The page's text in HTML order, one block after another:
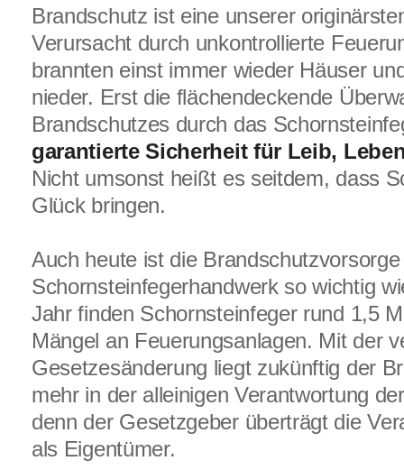
Brandschutz ist eine unserer
Verursacht durch unkontrollierte
brannten einst immer wieder Häuser
nieder. Erst die flächendeckende
Brandschutzes durch das
garantierte Sicherheit für Leib,
Nicht umsonst heißt es seitdem, dass
Glück bringen.
Auch heute ist die
Schornsteinfegerhandwerk so wichtig
Jahr finden Schornsteinfeger rund 1,5
Mängel an Feuerungsanlagen. Mit der
Gesetzesänderung liegt zukünftig der
mehr in der alleinigen Verantwortung
denn der Gesetzgeber überträgt die
als Eigentümer.